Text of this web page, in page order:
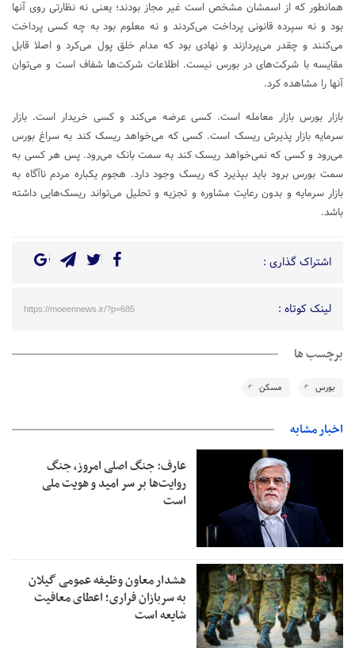
همانطور که از اسمشان مشخص است غیر مجاز بودند؛ یعنی نه نظارتی روی آنها
بود و نه سپرده قانونی پرداخت می‌کردند و نه معلوم بود به چه کسی پرداخت
می‌کنند و چقدر می‌پردازند و نهادی بود که مدام خلق پول می‌کرد و اصلا قابل
مقایسه با شرکت‌های در بورس نیست. اطلاعات شرکت‌ها شفاف است و می‌توان
آنها را مشاهده کرد.
بازار بورس بازار معامله است. کسی عرضه می‌کند و کسی خریدار است. بازار
سرمایه بازار پذیرش ریسک است. کسی که می‌خواهد ریسک کند به سراغ بورس
می‌رود و کسی که نمی‌خواهد ریسک کند به سمت بانک می‌رود. پس هر کسی به
سمت بورس برود باید بپذیرد که ریسک وجود دارد. هجوم یکباره مردم ناآگاه به
بازار سرمایه و بدون رعایت مشاوره و تجزیه و تحلیل می‌تواند ریسک‌هایی داشته
باشد.
اشتراک گذاری :
لینک کوتاه : https://moeennews.ir/?p=685
برچسب ها
بورس مسکن
اخبار مشابه
عارف: جنگ اصلی امروز، جنگ
روایت‌ها بر سر امید و هویت ملی
است
هشدار معاون وظیفه عمومی گیلان
به سربازان فراری؛ اعطای معافیت
شایعه است